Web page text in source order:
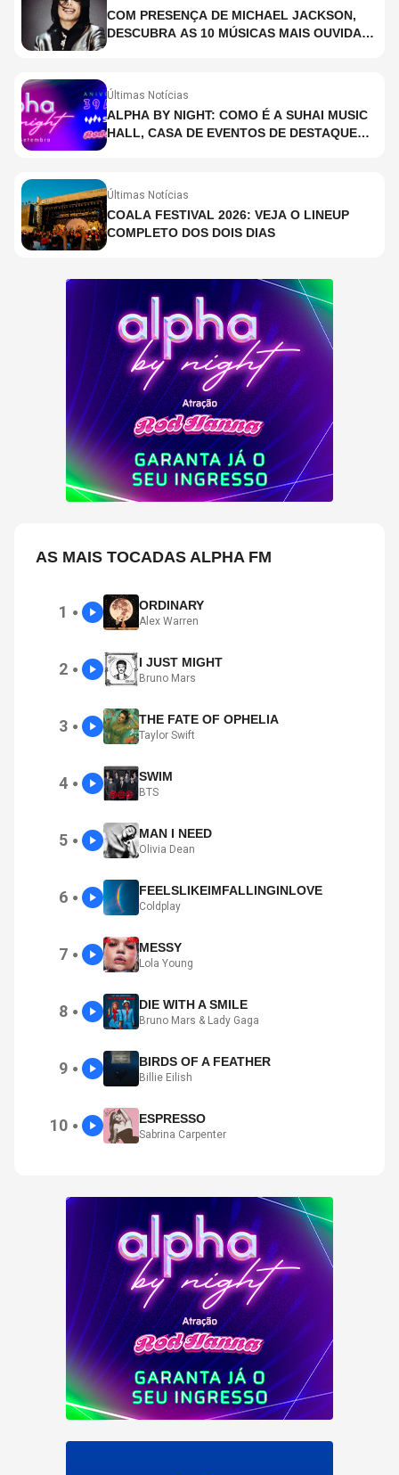
COM PRESENÇA DE MICHAEL JACKSON,
DESCUBRA AS 10 MÚSICAS MAIS OUVIDAS
Últimas Notícias
ALPHA BY NIGHT: COMO É A SUHAI MUSIC
HALL, CASA DE EVENTOS DE DESTAQUE
Últimas Notícias
COALA FESTIVAL 2026: VEJA O LINEUP
COMPLETO DOS DOIS DIAS
AS MAIS TOCADAS ALPHA FM
1 ● ORDINARY
Alex Warren
2 ● I JUST MIGHT
Bruno Mars
3 ● THE FATE OF OPHELIA
Taylor Swift
4 ● SWIM
BTS
5 ● MAN I NEED
Olivia Dean
6 ● FEELSLIKEIMFALLINGINLOVE
Coldplay
7 ● MESSY
Lola Young
8 ● DIE WITH A SMILE
Bruno Mars & Lady Gaga
9 ● BIRDS OF A FEATHER
Billie Eilish
10 ● ESPRESSO
Sabrina Carpenter